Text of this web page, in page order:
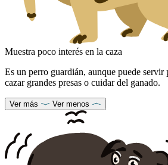
Muestra poco interés en la caza
Es un perro guardián, aunque puede servir
cazar grandes presas o cuidar del ganado.
Ver más Ver menos